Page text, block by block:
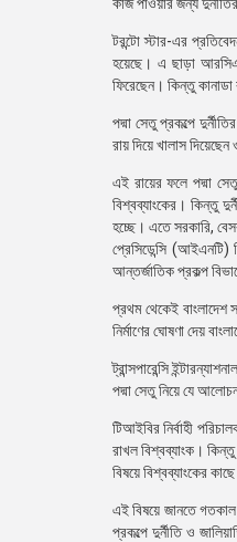
টরন্টো স্টার-এর
হয়েছে। এ ছাড়া
ফিরেছেন। কিন্তু কানাডা
পদ্মা সেতু প্রকল্পে
রায় দিয়ে খালাস
এই রায়ের ফলে পদ্মা
বিশ্বব্যাংকের। কিন্তু
হচ্ছে। এতে সরকারি,
প্রেসিডেন্সি (আইএনটি)
আন্তর্জাতিক প্রকল্প
প্রথম থেকেই বাংলাদেশ
নির্মাণের ঘোষণা দেয়
ট্রান্সপারেন্সি
পদ্মা সেতু নিয়ে যে
টিআইবির নির্বাহী
রাখল বিশ্বব্যাংক।
বিষয়ে বিশ্বব্যাংকের
এই বিষয়ে জানতে গতকাল
প্রকল্পে দুর্নীতি ও